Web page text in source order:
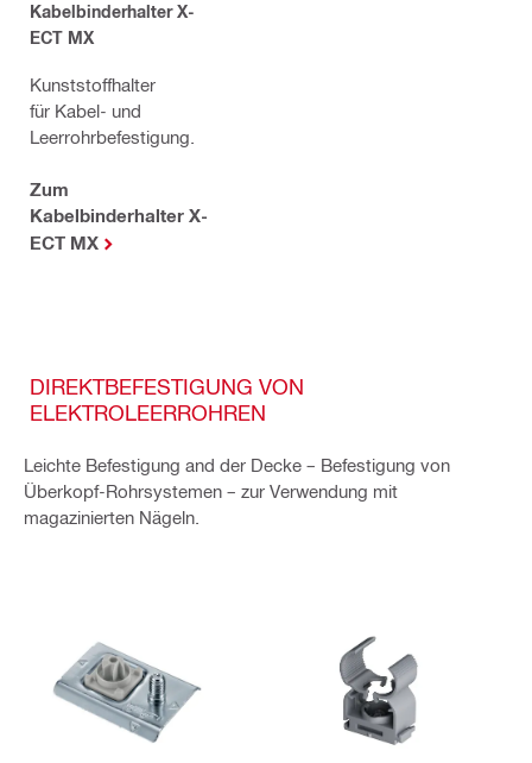
Kabelbinderhalter X-
ECT MX
Kunststoffhalter
für Kabel- und
Leerrohrbefestigung.
Zum
Kabelbinderhalter X-
ECT MX
DIREKTBEFESTIGUNG VON
ELEKTROLEERROHREN​
Leichte Befestigung and der Decke – Befestigung von
Überkopf-Rohrsystemen – zur Verwendung mit
magazinierten Nägeln.